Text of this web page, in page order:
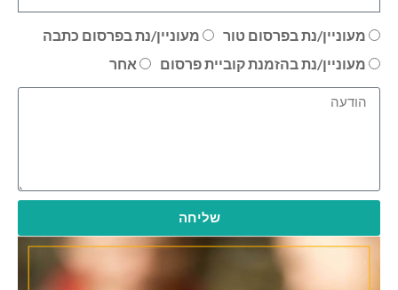
מעוניין/נת בפרסום טור
מעוניין/נת בפרסום כתבה
מעוניין/נת בהזמנת קוביית פרסום
אחר
שליחה